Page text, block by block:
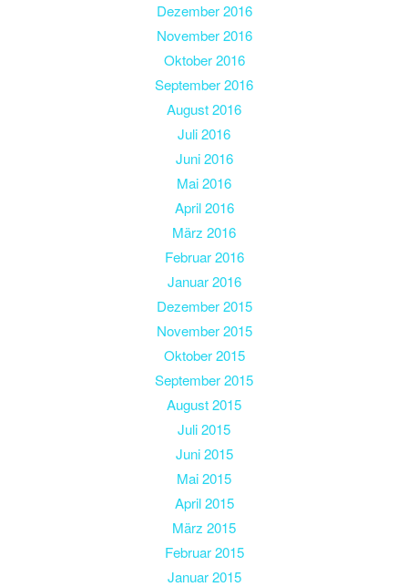
Dezember 2016
November 2016
Oktober 2016
September 2016
August 2016
Juli 2016
Juni 2016
Mai 2016
April 2016
März 2016
Februar 2016
Januar 2016
Dezember 2015
November 2015
Oktober 2015
September 2015
August 2015
Juli 2015
Juni 2015
Mai 2015
April 2015
März 2015
Februar 2015
Januar 2015